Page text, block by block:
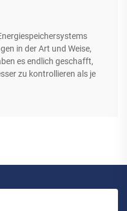
in der Art und Weise,
es endlich geschafft,
zu kontrollieren als je